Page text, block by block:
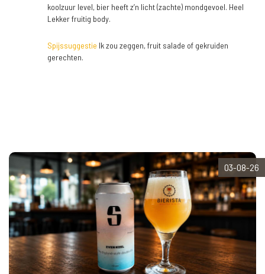
koolzuur level, bier heeft z’n licht (zachte) mondgevoel. Heel
Lekker fruitig body.
Spijssuggestie Ik zou zeggen, fruit salade of gekruiden
gerechten.
03-08-26